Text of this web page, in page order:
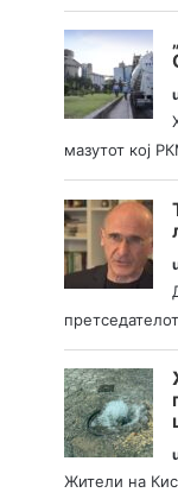
мазутот кој
Жители на